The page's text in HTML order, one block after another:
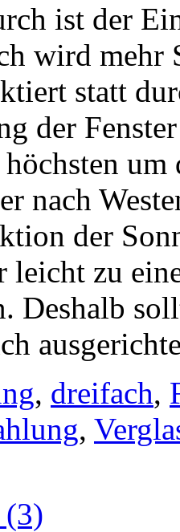
ist der
wird mehr
statt
der
nach
der
leicht zu
Deshalb
, dreifach,
,
(3)